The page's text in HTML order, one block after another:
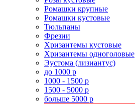
Ромашки крупные
Ромашки кустовые
Тюльпаны
Фрезии
Хризантемы кустовые
Хризантемы одноголовые
Эустома (лизиантус)
до 1000 р
1000 - 1500 р
1500 - 5000 р
больше 5000 р